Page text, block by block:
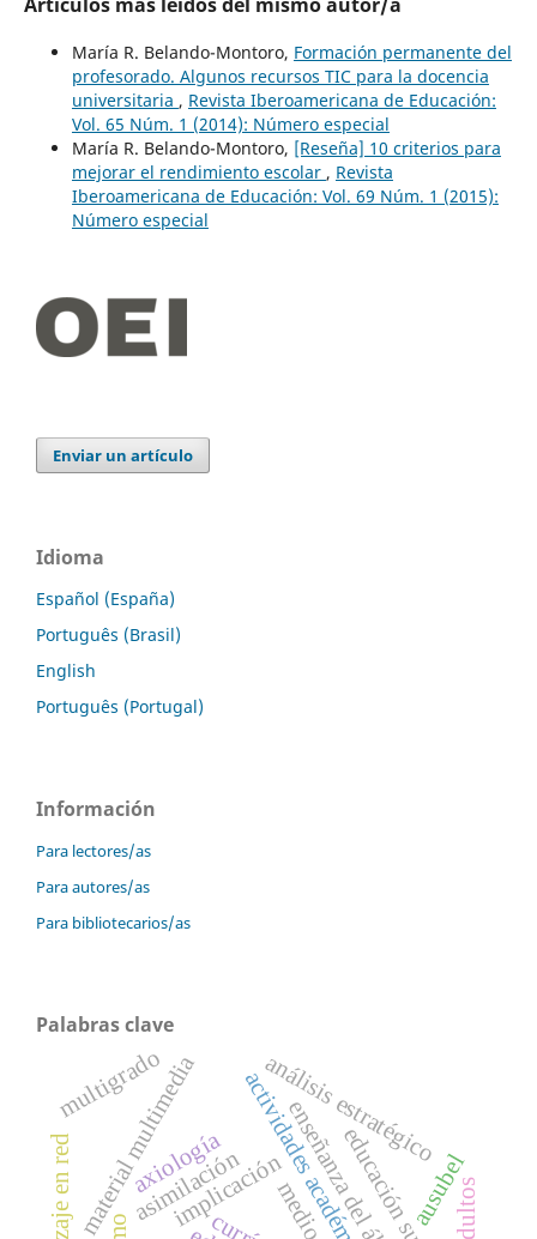
María R. Belando-Montoro, Formación permanente del
profesorado. Algunos recursos TIC para la docencia
universitaria , Revista Iberoamericana de Educación:
Vol. 65 Núm. 1 (2014): Número especial
María R. Belando-Montoro, [Reseña] 10 criterios para
mejorar el rendimiento escolar , Revista
Iberoamericana de Educación: Vol. 69 Núm. 1 (2015):
Número especial
Enviar un artículo
Idioma
Español (España)
Português (Brasil)
English
Português (Portugal)
Información
Para lectores/as
Para autores/as
Para bibliotecarios/as
Palabras clave
implicación
axiología
material multimedia enseñanza del álgebra
análisis estratégico
actividades académicas
asimilación ausubel
multigrado